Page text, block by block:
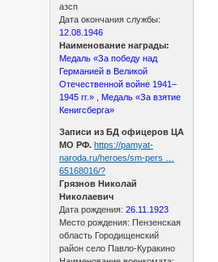
азсп
Дата окончания службы:
12.08.1946
Наименование награды:
Медаль «За победу над
Германией в Великой
Отечественной войне 1941–
1945 гг.» , Медаль «За взятие
Кенигсберга»
Записи из БД офицеров ЦА
МО РФ. https://pamyat-
naroda.ru/heroes/sm-pers …
65168016/?
Грязнов Николай
Николаевич
Дата рождения:26.11.1923
Место рождения: Пензенская
область Городищенский
район село Павло-Куракино